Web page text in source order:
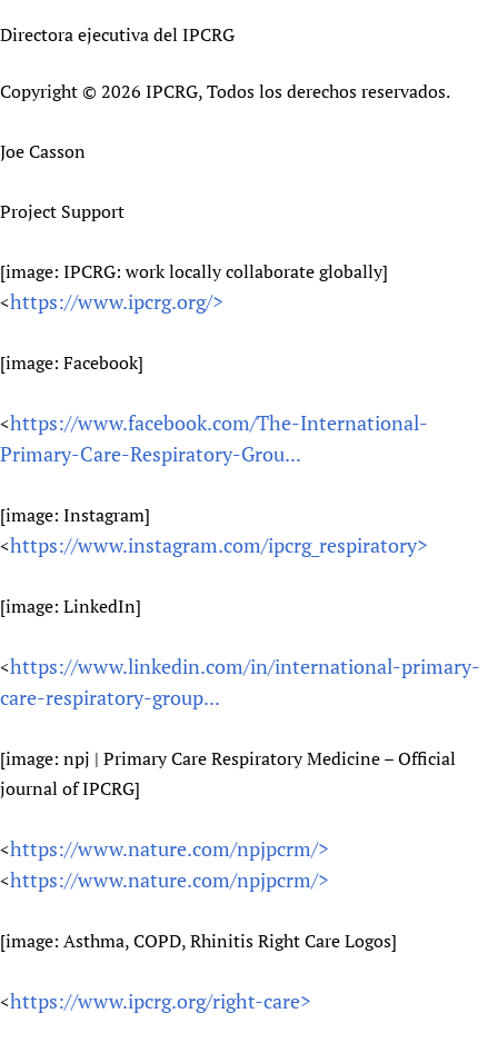
Directora ejecutiva del IPCRG
Copyright © 2026 IPCRG, Todos los derechos reservados.
Joe Casson
Project Support
[image: IPCRG: work locally collaborate globally]
<https://www.ipcrg.org/>
[image: Facebook]
<https://www.facebook.com/The-International-
Primary-Care-Respiratory-Grou...
[image: Instagram]
<https://www.instagram.com/ipcrg_respiratory>
[image: LinkedIn]
<https://www.linkedin.com/in/international-primary-
care-respiratory-group...
[image: npj | Primary Care Respiratory Medicine – Official
journal of IPCRG]
<https://www.nature.com/npjpcrm/>
<https://www.nature.com/npjpcrm/>
[image: Asthma, COPD, Rhinitis Right Care Logos]
<https://www.ipcrg.org/right-care>